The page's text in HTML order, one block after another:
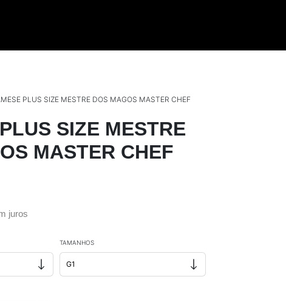
PLUS SIZE MESTRE DOS MAGOS MASTER CHEF
SIZE MESTRE
MASTER CHEF
juros
TAMANHOS